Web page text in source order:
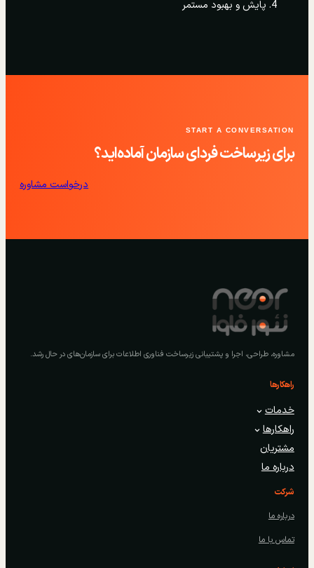
پایش و بهبود مستمر
START A CONVERSATION
برای زیرساخت فردای سازمان آماده‌اید؟
درخواست مشاوره
مشاوره، طراحی، اجرا و پشتیبانی زیرساخت فناوری اطلاعات برای سازمان‌های در حال رشد.
راهکارها
خدمات
راهکارها
مشتریان
درباره ما
شرکت
درباره ما
تماس با ما